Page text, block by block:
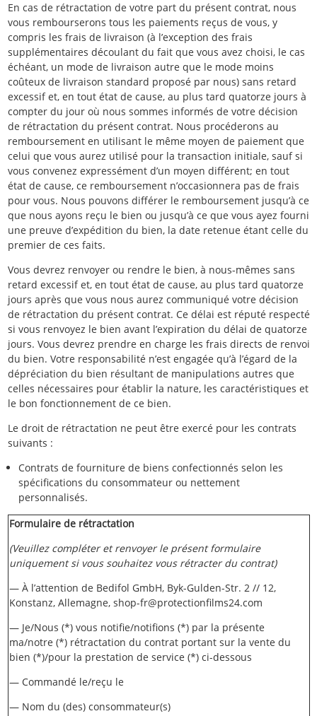
En cas de rétractation de votre part du présent contrat, nous
vous rembourserons tous les paiements reçus de vous, y
compris les frais de livraison (à l’exception des frais
supplémentaires découlant du fait que vous avez choisi, le cas
échéant, un mode de livraison autre que le mode moins
coûteux de livraison standard proposé par nous) sans retard
excessif et, en tout état de cause, au plus tard quatorze jours à
compter du jour où nous sommes informés de votre décision
de rétractation du présent contrat. Nous procéderons au
remboursement en utilisant le même moyen de paiement que
celui que vous aurez utilisé pour la transaction initiale, sauf si
vous convenez expressément d’un moyen différent; en tout
état de cause, ce remboursement n’occasionnera pas de frais
pour vous. Nous pouvons différer le remboursement jusqu’à ce
que nous ayons reçu le bien ou jusqu’à ce que vous ayez fourni
une preuve d’expédition du bien, la date retenue étant celle du
premier de ces faits.
Vous devrez renvoyer ou rendre le bien, à nous-mêmes sans
retard excessif et, en tout état de cause, au plus tard quatorze
jours après que vous nous aurez communiqué votre décision
de rétractation du présent contrat. Ce délai est réputé respecté
si vous renvoyez le bien avant l’expiration du délai de quatorze
jours. Vous devrez prendre en charge les frais directs de renvoi
du bien. Votre responsabilité n’est engagée qu’à l’égard de la
dépréciation du bien résultant de manipulations autres que
celles nécessaires pour établir la nature, les caractéristiques et
le bon fonctionnement de ce bien.
Le droit de rétractation ne peut être exercé pour les contrats
suivants :
Contrats de fourniture de biens confectionnés selon les
spécifications du consommateur ou nettement
personnalisés.
Formulaire de rétractation
(Veuillez compléter et renvoyer le présent formulaire
uniquement si vous souhaitez vous rétracter du contrat)
— À l’attention de Bedifol GmbH, Byk-Gulden-Str. 2 // 12,
Konstanz, Allemagne, shop-fr@protectionfilms24.com
— Je/Nous (*) vous notifie/notifions (*) par la présente
ma/notre (*) rétractation du contrat portant sur la vente du
bien (*)/pour la prestation de service (*) ci-dessous
— Commandé le/reçu le
— Nom du (des) consommateur(s)